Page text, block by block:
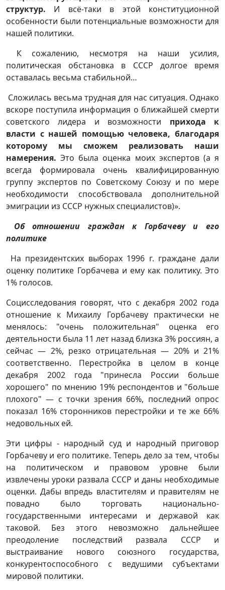
структур. И всё-таки в этой конституционной
особенности были потенциальные возможности для
нашей политики.
К сожалению, несмотря на наши усилия,
политическая обстановка в СССР долгое время
оставалась весьма стабильной…
Сложилась весьма трудная для нас ситуация. Однако
вскоре поступила информация о ближайшей смерти
советского лидера и возможности прихода к
власти с нашей помощью человека, благодаря
которому мы сможем реализовать наши
намерения. Это была оценка моих экспертов (а я
всегда формировала очень квалифицированную
группу экспертов по Советскому Союзу и по мере
необходимости способствовала дополнительной
эмиграции из СССР нужных специалистов)».
Об отношении граждан к Горбачеву и его
политике
На президентских выборах 1996 г. граждане дали
оценку политике Горбачева и ему как политику. Это
1% голосов.
Социсследования говорят, что с декабря 2002 года
отношение к Михаилу Горбачеву практически не
менялось: "очень положительная" оценка его
деятельности была 11 лет назад близка 3% россиян, а
сейчас — 2%, резко отрицательная — 20% и 21%
соответственно. Перестройка в целом в конце
декабря 2002 года "принесла России больше
хорошего" по мнению 19% респондентов и "больше
плохого" — с точки зрения 66%, последний опрос
показал 16% сторонников перестройки и те же 66%
недовольных ей.
Эти цифры - народный суд и народный приговор
Горбачеву и его политике. Теперь дело за тем, чтобы
на политическом и правовом уровне были
извлечены уроки развала СССР и даны необходимые
оценки. Дабы впредь властителям и правителям не
повадно было торговать национально-
государственными интересами и державой как
таковой. Без этого невозможно дальнейшее
преодоление последствий развала СССР и
выстраивание нового союзного государства,
конкурентоспособного с ведушими субъектами
мировой политики.